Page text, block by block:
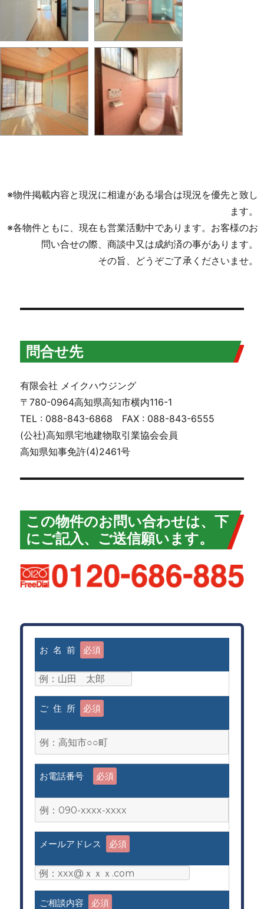
※物件掲載内容と現況に相違がある場合は現況を優先と致し
ます。
※各物件ともに、現在も営業活動中であります。お客様のお
問い合せの際、商談中又は成約済の事があります。
その旨、どうぞご了承くださいませ。
問合せ先
有限会社 メイクハウジング
〒780-0964高知県高知市横内116-1
TEL : 088-843-6868 FAX : 088-843-6555
(公社)高知県宅地建物取引業協会会員
高知県知事免許(4)2461号
この物件のお問い合わせは、下
にご記入、ご送信願います。
お 名 前 必須
ご 住 所 必須
お電話番号 必須
メールアドレス 必須
ご相談内容 必須